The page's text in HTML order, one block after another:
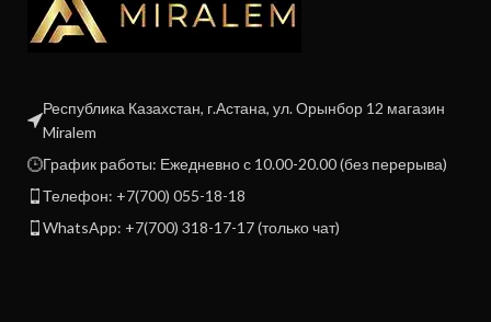
Республика Казахстан, г.Астана, ул. Орынбор 12 магазин
Miralem
График работы: Ежедневно с 10.00-20.00 (без перерыва)
Телефон: +7(700) 055-18-18
WhatsApp: +7(700) 318-17-17 (только чат)